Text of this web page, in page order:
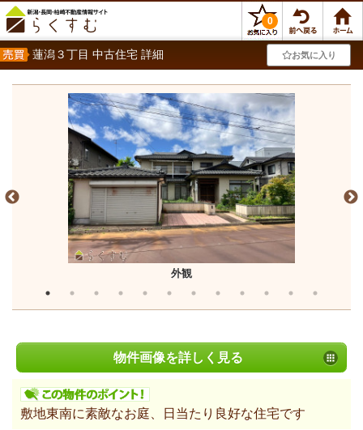
0
蓮潟３丁目 中古住宅 詳細 お気に入り
外観
物件画像を詳しく見る
敷地東南に素敵なお庭、日当たり良好な住宅です